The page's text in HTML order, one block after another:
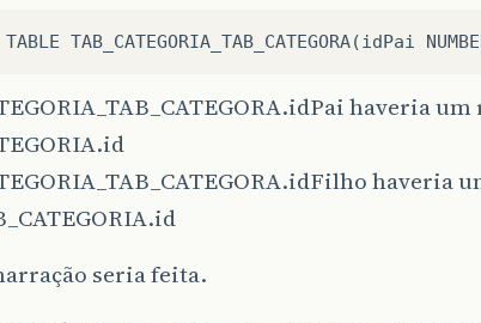
haveria
haveria
seria feita.